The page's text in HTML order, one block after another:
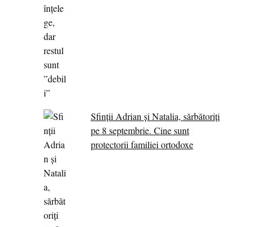
Sfinții Adrian și Natalia, sărbătoriți
pe 8 septembrie. Cine sunt
protectorii familiei ortodoxe